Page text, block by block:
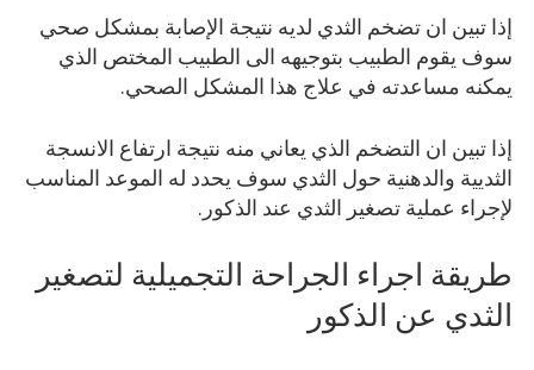
إذا تبين ان تضخم الثدي لديه نتيجة الإصابة بمشكل صحي
سوف يقوم الطبيب بتوجيهه الى الطبيب المختص الذي
يمكنه مساعدته في علاج هذا المشكل الصحي.
إذا تبين ان التضخم الذي يعاني منه نتيجة ارتفاع الانسجة
الثديية والدهنية حول الثدي سوف يحدد له الموعد المناسب
لإجراء عملية تصغير الثدي عند الذكور.
طريقة اجراء الجراحة التجميلية لتصغير
الثدي عن الذكور